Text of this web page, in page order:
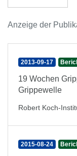
Anzeige der
2013-09-17
19 Wochen
Grippewelle
Robert Koch-
2015-08-24